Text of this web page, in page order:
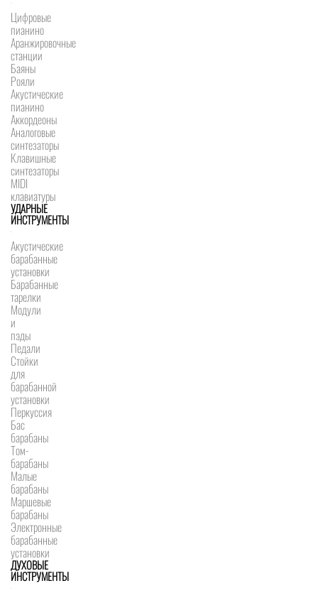
Цифровые
пианино
Аранжировочные
станции
Баяны
Рояли
Акустические
пианино
Аккордеоны
Аналоговые
синтезаторы
Клавишные
синтезаторы
MIDI
клавиатуры
УДАРНЫЕ
ИНСТРУМЕНТЫ
Акустические
барабанные
установки
Барабанные
тарелки
Модули
и
пэды
Педали
Стойки
для
барабанной
установки
Перкуссия
Бас
барабаны
Том-
барабаны
Малые
барабаны
Маршевые
барабаны
Электронные
барабанные
установки
ДУХОВЫЕ
ИНСТРУМЕНТЫ